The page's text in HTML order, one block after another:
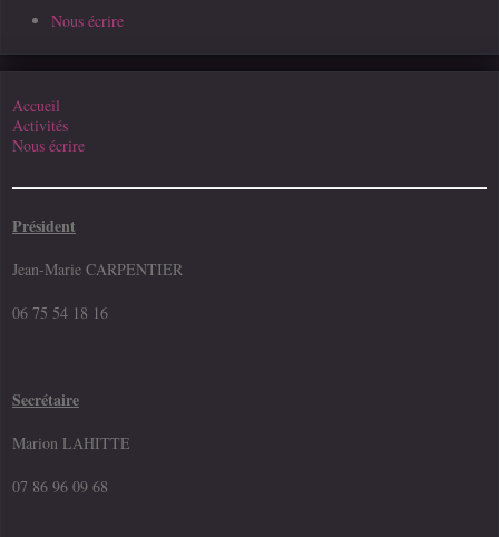
Nous écrire
Accueil
Activités
Nous écrire
Président
Jean-Marie CARPENTIER
06 75 54 18 16
Secrétaire
Marion LAHITTE
07 86 96 09 68